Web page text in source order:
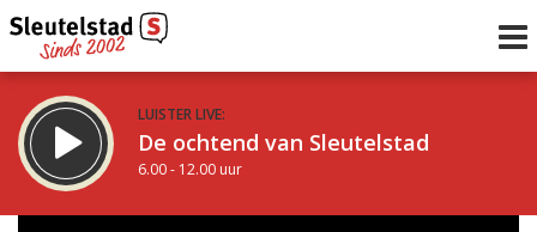
LUISTER LIVE:
De ochtend van Sleutelstad
6.00 - 12.00 uur